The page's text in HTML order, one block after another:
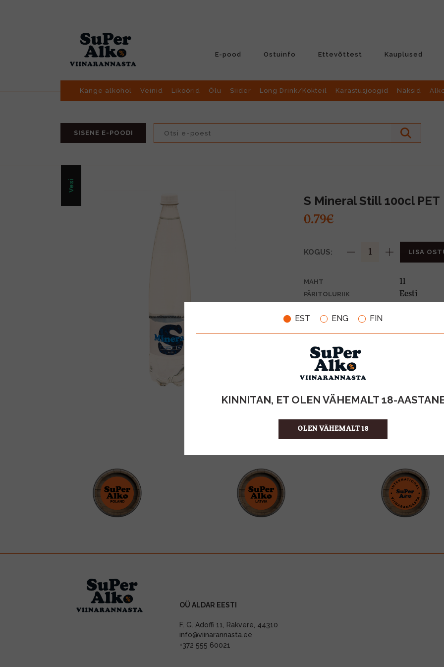
EST ENG FIN
KINNITAN, ET OLEN VÄHEMALT 18-
OLEN VÄHEMALT 18
E-pood Ostuinfo Ettevõttest Kauplused
Kange alkohol Veinid Liköörid Õlu Siider Long Drink/Kokteil Karastusjoogid Näksid
SISENE E-POODI
Vesi
S Mineral Still 100cl PET
0.79€
KOGUS: LISA
MAHT 1l
PÄRITOLURIIK Eesti
PANT
ÜHIKU HIND
OÜ ALDAR EESTI
F. G. Adoffi 11, Rakvere, 44310
info@viinarannasta.ee
+372 555 60021